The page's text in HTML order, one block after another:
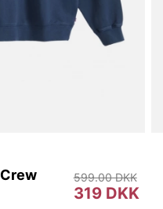
319 DKK
599.00 DKK